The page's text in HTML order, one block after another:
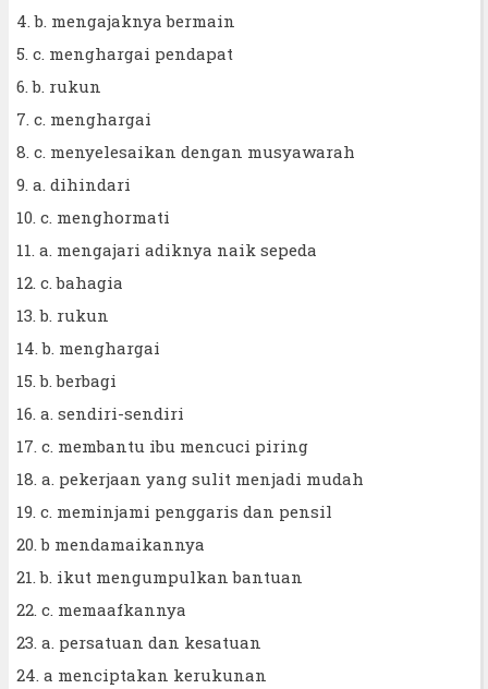
4. b. mengajaknya bermain
5. c. menghargai pendapat
6. b. rukun
7. c. menghargai
8. c. menyelesaikan dengan musyawarah
9. a. dihindari
10. c. menghormati
11. a. mengajari adiknya naik sepeda
12. c. bahagia
13. b. rukun
14. b. menghargai
15. b. berbagi
16. a. sendiri-sendiri
17. c. membantu ibu mencuci piring
18. a. pekerjaan yang sulit menjadi mudah
19. c. meminjami penggaris dan pensil
20. b mendamaikannya
21. b. ikut mengumpulkan bantuan
22. c. memaafkannya
23. a. persatuan dan kesatuan
24. a menciptakan kerukunan